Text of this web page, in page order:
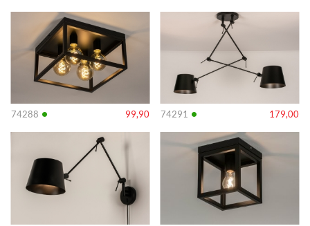
74288 • 99,90
Info
74291 • 179,00
Info
Info Info